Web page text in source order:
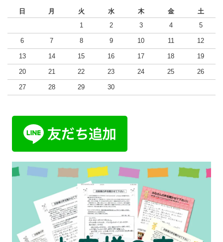
日 月 火 水 木 金
土
1
2 3 4 5
6 7 8 9 10 11 12
13 14 15 16 17 18 19
20 21 22 23 24 25 26
27 28 29 30